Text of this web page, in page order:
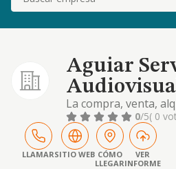
Aguiar
La compra, venta,
todo tipo de equipos
como el, ejercicio de
actividades guarden
dicho objeto principal.
0/5( 0
LLAMARSITIO WEB CÓMO
LLEGAR
VER
INFORME